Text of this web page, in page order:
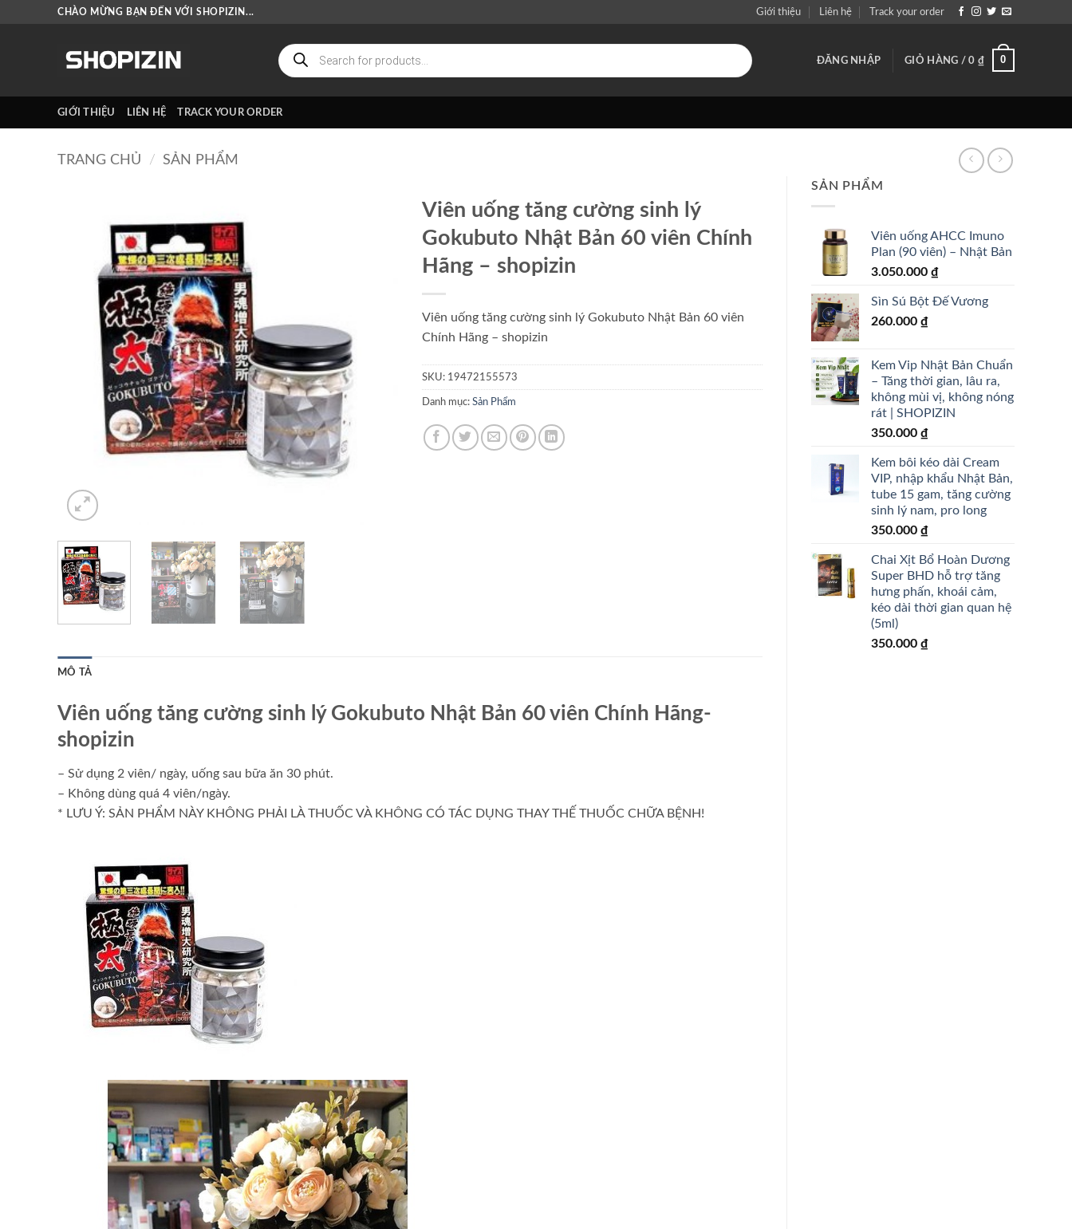
CHÀO MỪNG BẠN ĐẾN VỚI SHOPIZIN... Giới thiệu Liên hệ Track your order
Tìm
kiếm
sản
phẩm
ĐĂNG NHẬP GIỎ HÀNG /0 ₫ 0
GIỚI THIỆU LIÊN HỆ TRACK YOUR ORDER
TRANG CHỦ / SẢN PHẨM
SẢN PHẨM
Viên uống AHCC Imuno
Plan (90 viên) – Nhật Bản
3.050.000 ₫
Sìn Sú Bột Đế Vương
260.000 ₫
Kem Vip Nhật Bản Chuẩn
– Tăng thời gian, lâu ra,
không mùi vị, không nóng
rát | SHOPIZIN
350.000 ₫
Kem bôi kéo dài Cream
VIP, nhập khẩu Nhật Bản,
tube 15 gam, tăng cường
sinh lý nam, pro long
350.000 ₫
Chai Xịt Bổ Hoàn Dương
Super BHD hỗ trợ tăng
hưng phấn, khoái cảm,
kéo dài thời gian quan hệ
(5ml)
350.000 ₫
Viên uống tăng cường sinh lý
Gokubuto Nhật Bản 60 viên Chính
Hãng – shopizin
Viên uống tăng cường sinh lý Gokubuto Nhật Bản 60 viên
Chính Hãng – shopizin
SKU: 19472155573
Danh mục: Sản Phẩm
MÔ TẢ
Viên uống tăng cường sinh lý Gokubuto Nhật Bản 60 viên Chính Hãng-
shopizin
– Sử dụng 2 viên/ ngày, uống sau bữa ăn 30 phút.
– Không dùng quá 4 viên/ngày.
* LƯU Ý: SẢN PHẨM NÀY KHÔNG PHẢI LÀ THUỐC VÀ KHÔNG CÓ TÁC DỤNG THAY THẾ THUỐC CHỮA BỆNH!